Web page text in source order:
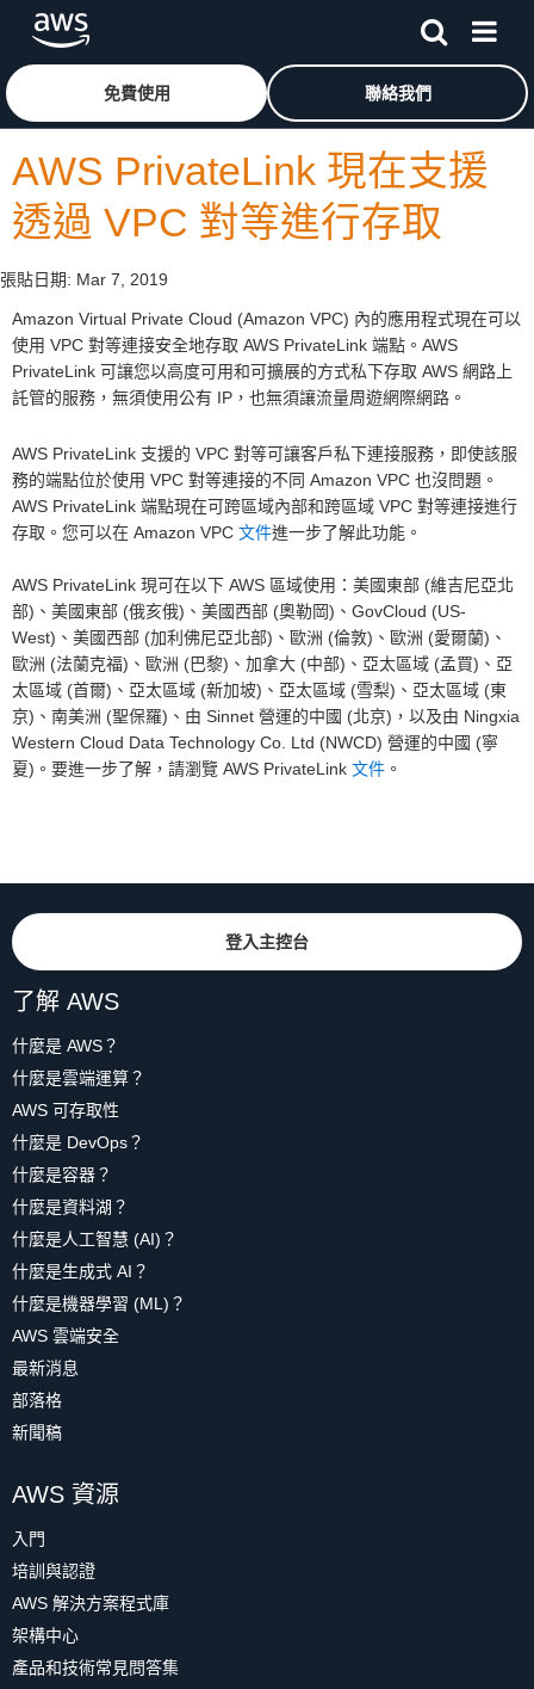
跳至主要內容按一下這裡可返回 Amazon Web Services 首頁
免費使用 聯絡我們
AWS PrivateLink 現在支援
透過 VPC 對等進行存取
張貼日期: Mar 7, 2019
Amazon Virtual Private Cloud (Amazon VPC) 內的應用程式現在可以
使用 VPC 對等連接安全地存取 AWS PrivateLink 端點。AWS
PrivateLink 可讓您以高度可用和可擴展的方式私下存取 AWS 網路上
託管的服務，無須使用公有 IP，也無須讓流量周遊網際網路。
AWS PrivateLink 支援的 VPC 對等可讓客戶私下連接服務，即使該服
務的端點位於使用 VPC 對等連接的不同 Amazon VPC 也沒問題。
AWS PrivateLink 端點現在可跨區域內部和跨區域 VPC 對等連接進行
存取。您可以在 Amazon VPC 文件進一步了解此功能。
AWS PrivateLink 現可在以下 AWS 區域使用：美國東部 (維吉尼亞北
部)、美國東部 (俄亥俄)、美國西部 (奧勒岡)、GovCloud (US-
West)、美國西部 (加利佛尼亞北部)、歐洲 (倫敦)、歐洲 (愛爾蘭)、
歐洲 (法蘭克福)、歐洲 (巴黎)、加拿大 (中部)、亞太區域 (孟買)、亞
太區域 (首爾)、亞太區域 (新加坡)、亞太區域 (雪梨)、亞太區域 (東
京)、南美洲 (聖保羅)、由 Sinnet 營運的中國 (北京)，以及由 Ningxia
Western Cloud Data Technology Co. Ltd (NWCD) 營運的中國 (寧
夏)。要進一步了解，請瀏覽 AWS PrivateLink 文件 。
登入主控台
了解 AWS
什麼是 AWS？
什麼是雲端運算？
AWS 可存取性
什麼是 DevOps？
什麼是容器？
什麼是資料湖？
什麼是人工智慧 (AI)？
什麼是生成式 AI？
什麼是機器學習 (ML)？
AWS 雲端安全
最新消息
部落格
新聞稿
AWS 資源
入門
培訓與認證
AWS 解決方案程式庫
架構中心
產品和技術常見問答集